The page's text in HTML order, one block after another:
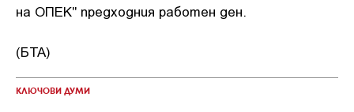
на ОПЕК" предходния работен ден.
(БТА)
КЛЮЧОВИ ДУМИ